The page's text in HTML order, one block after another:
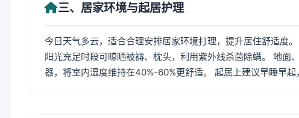
三、居家环境与起居护理
今日天气多云，适合合理安排居家环境打理，提升居住舒适度
阳光充足时段可晾晒被褥、枕头，利用紫外线杀菌除螨。 地
器，将室内湿度维持在40%-60%更舒适。 起居上建议早睡早